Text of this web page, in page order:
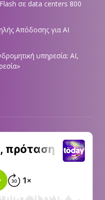
σε data centers 800
Απόδοσης για AI
υπηρεσία: AI,